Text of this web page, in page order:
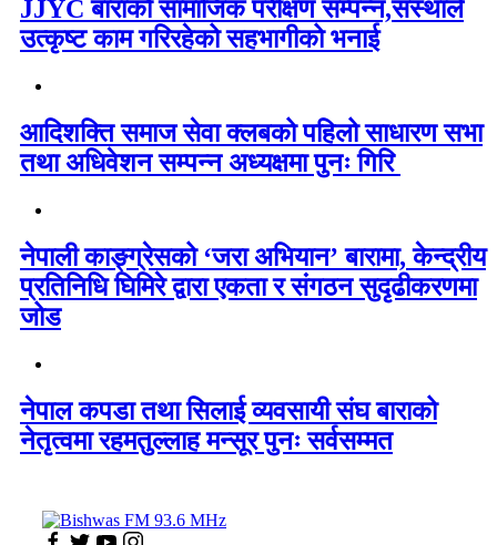
JJYC बाराको सामाजिक परीक्षण सम्पन्न,संस्थाले
उत्कृष्ट काम गरिरहेको सहभागीको भनाई
आदिशक्ति समाज सेवा क्लबको पहिलो साधारण सभा
तथा अधिवेशन सम्पन्न अध्यक्षमा पुनः गिरि
नेपाली काङ्ग्रेसको ‘जरा अभियान’ बारामा, केन्द्रीय
प्रतिनिधि घिमिरे द्वारा एकता र संगठन सुदृढीकरणमा
जोड
नेपाल कपडा तथा सिलाई व्यवसायी संघ बाराको
नेतृत्वमा रहमतुल्लाह मन्सूर पुनः सर्वसम्मत